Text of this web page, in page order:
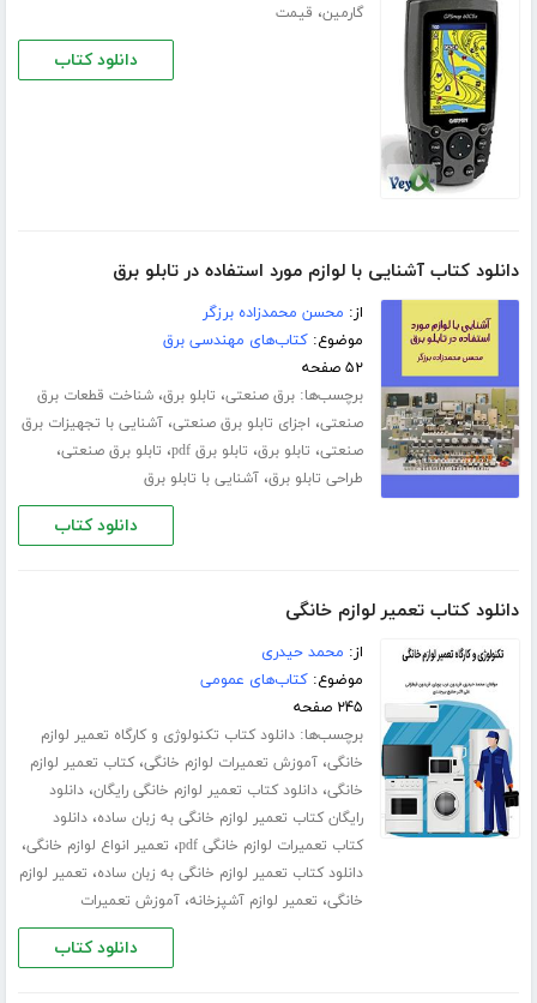
گارمین، قیمت
دانلود کتاب
دانلود کتاب آشنایی با لوازم مورد استفاده در تابلو برق
از: محسن محمدزاده برزگر
موضوع:کتاب‌های مهندسی برق
۵۲ صفحه
برچسب‌ها:برق صنعتی، تابلو برق،شناخت قطعات برق
صنعتی، اجزای تابلو برق صنعتی،آشنایی با تجهیزات برق
صنعتی، تابلو برق، تابلو برق pdf ، تابلو برق صنعتی،
طراحی تابلو برق،آشنایی با تابلو برق
دانلود کتاب
دانلود کتاب تعمیر لوازم خانگی
از: محمد حیدری
موضوع:کتاب‌های عمومی
۲۴۵ صفحه
برچسب‌ها:دانلود کتاب تکنولوژی و کارگاه تعمیر لوازم
خانگی،آموزش تعمیرات لوازم خانگی،کتاب تعمیر لوازم
خانگی،دانلود کتاب تعمیر لوازم خانگی رایگان،دانلود
رایگان کتاب تعمیر لوازم خانگی به زبان ساده،دانلود
کتاب تعمیرات لوازم خانگی pdf
، تعمیر انواع لوازم خانگی،
دانلود کتاب تعمیر لوازم خانگی به زبان ساده، تعمیر لوازم
خانگی، تعمیر لوازم آشپزخانه،آموزش تعمیرات
دانلود کتاب